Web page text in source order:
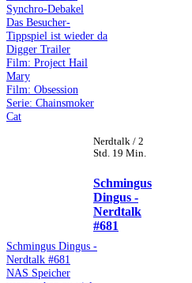
Synchro-Debakel
Das Besucher-
Tippspiel ist wieder da
Digger Trailer
Film: Project Hail
Mary
Film: Obsession
Serie: Chainsmoker
Cat
Nerdtalk / 2
Std. 19 Min.
Schmingus
Dingus -
Nerdtalk
#681
Schmingus Dingus -
Nerdtalk #681
NAS Speicher